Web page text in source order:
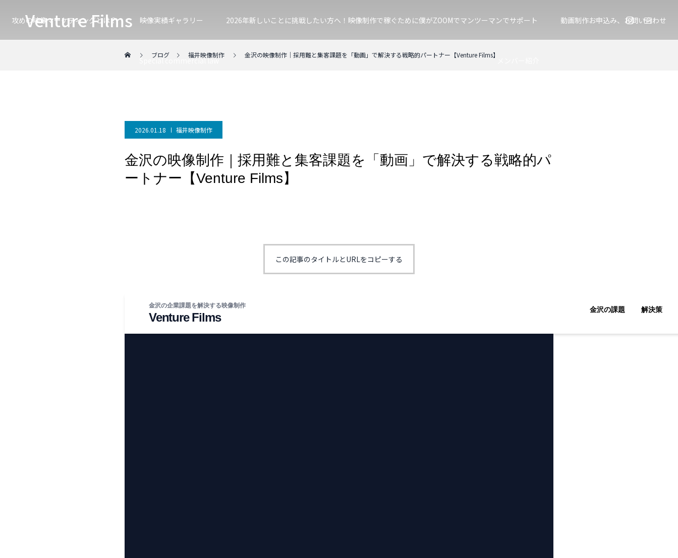
Venture Films
攻めの映像マーケティングとは？ 映像実績ギャラリー 2026年新しいことに挑戦したい方へ！映像制作で稼ぐために僕がZOOMでマンツーマンでサポート 動画制作お申込み、お問い合わせ
Special commercial law
ブログ 福井映像制作 金沢の映像制作｜採用難と集客課題を「動画」で解決する戦略的パートナー【Venture Films】
2026.01.18 福井映像制作
金沢の映像制作｜採用難と集客課題を「動画」で解決する戦略的パ
ートナー【Venture Films】
この記事のタイトルとURLをコピーする
金沢の企業課題を解決する映像制作
Venture Films
金沢の課題 解決策